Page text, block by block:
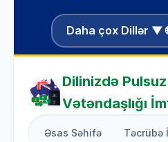
Dilinizdə
Vətəndaşlığı
Əsas Səhifə Təcrübə